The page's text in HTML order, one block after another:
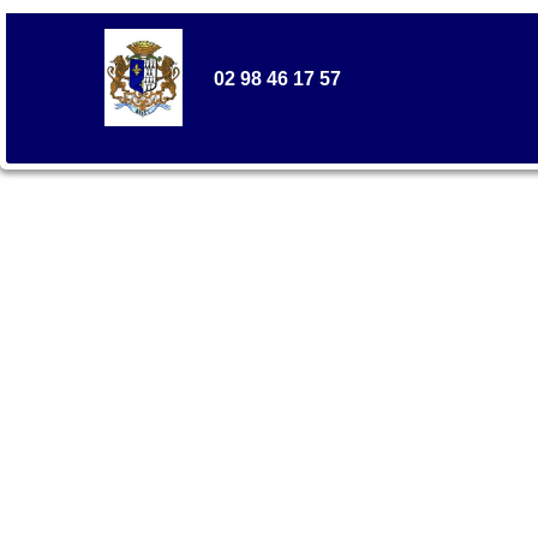
02 98 46 17 57